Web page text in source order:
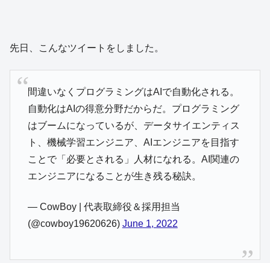
先日、こんなツイートをしました。
間違いなくプログラミングはAIで自動化される。
自動化はAIの得意分野だからだ。プログラミング
はブームになっているが、データサイエンティス
ト、機械学習エンジニア、AIエンジニアを目指す
ことで「必要とされる」人材になれる。AI関連の
エンジニアになることが生き残る秘訣。
— CowBoy | 代表取締役＆採用担当
(@cowboy19620626) June 1, 2022